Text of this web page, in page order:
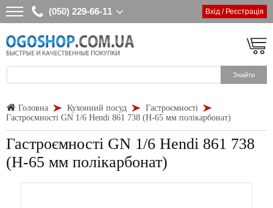
(050) 229-66-11 Вхід / Реєстрація
Головна Кухонний посуд
Гастроємності
Гастроємності GN 1/6 Hendi 861 738 (Н-65 мм полікарбонат)
Гастроємності GN 1/6 Hendi 861 738
(Н-65 мм полікарбонат)